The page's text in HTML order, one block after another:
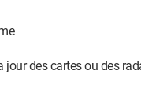
des cartes ou des